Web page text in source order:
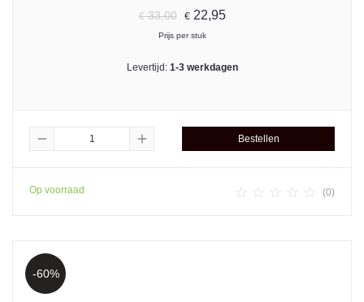
€33,00 €22,95
Prijs per stuk
Levertijd: 1-3 werkdagen
remove add Bestellen
Op voorraad (0)
-60%